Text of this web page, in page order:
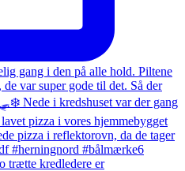
trætte kredledere er